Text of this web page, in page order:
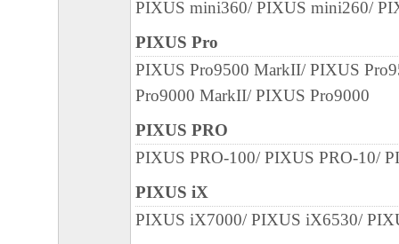
PIXUS mini360/ PIXUS mini260/
PIXUS Pro
PIXUS Pro9500 MarkII/ PIXUS
Pro9000 MarkII/ PIXUS Pro9000
PIXUS PRO
PIXUS PRO-100/ PIXUS PRO-10/
PIXUS iX
PIXUS iX7000/ PIXUS iX6530/